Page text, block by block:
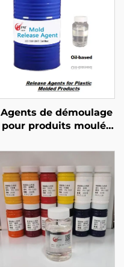
Agents de démoulage
pour produits moulés